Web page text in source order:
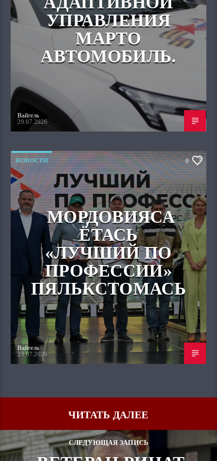
УПРАВЛЕНИЯ
МАРТО
АВТОМОБИЛЬ.
Вайгель
29.07.2026
НОВОСТИ 0
МОРДОВИЯСА
ЁТАСЬ
«ЛУЧШИЙ ПО
ПРОФЕССИИ»
ПЯЛЬКСТОМАСЬ
Вайгель
23.07.2026
ЧИТАТЬ ДАЛЕЕ
СЛЕДУЮЩАЯ ЗАПИСЬ